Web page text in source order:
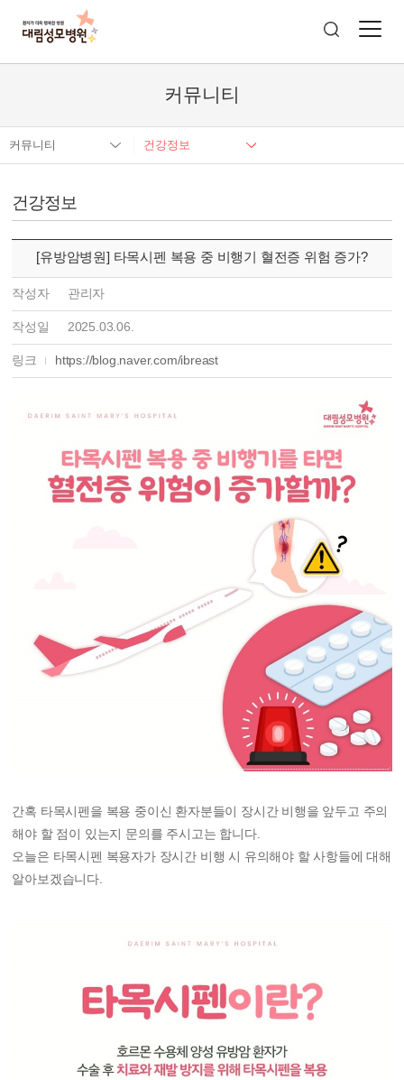
커뮤니티
커뮤니티 건강정보
건강정보
[유방암병원] 타목시펜 복용 중 비행기 혈전증 위험 증가?
작성자 관리자
작성일 2025.03.06.
링크 https://blog.naver.com/ibreast
간혹 타목시펜을 복용 중이신 환자분들이 장시간 비행을 앞두고 주의
해야 할 점이 있는지 문의를 주시고는 합니다.
오늘은 타목시펜 복용자가 장시간 비행 시 유의해야 할 사항들에 대해
알아보겠습니다.